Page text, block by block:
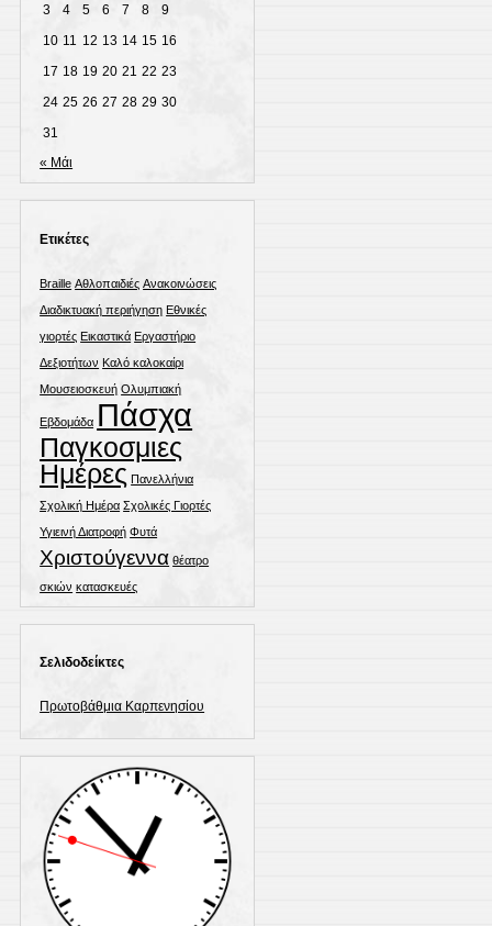
3
4 5 6 7 8
9
10 11 12 13 14 15 16
17 18 19 20 21 22 23
24 25 26 27 28 29 30
31
« Μάι
Ετικέτες
Braille Αθλοπαιδιές Ανακοινώσεις
Διαδικτυακή περιήγηση Εθνικές
γιορτές Εικαστικά Εργαστήριο
Δεξιοτήτων Καλό καλοκαίρι
Μουσειοσκευή Ολυμπιακή
Εβδομάδα Πάσχα
Παγκοσμιες
Ημέρες Πανελλήνια
Σχολική Ημέρα Σχολικές Γιορτές
Υγιεινή Διατροφή Φυτά
Χριστούγεννα θέατρο
σκιών κατασκευές
Σελιδοδείκτες
Πρωτοβάθμια Καρπενησίου